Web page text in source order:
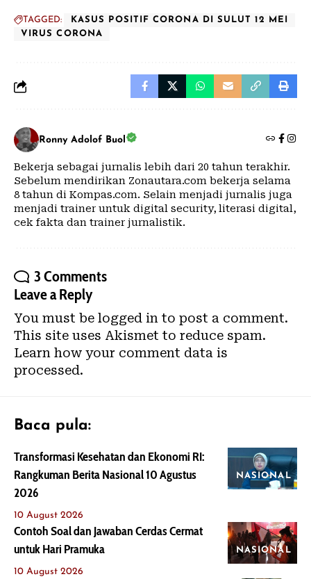
TAGGED:
KASUS POSITIF CORONA DI SULUT 12 MEI
VIRUS CORONA
Ronny Adolof Buol
Bekerja sebagai jurnalis lebih dari 20 tahun terakhir.
Sebelum mendirikan Zonautara.com bekerja selama
8 tahun di Kompas.com. Selain menjadi jurnalis juga
menjadi trainer untuk digital security, literasi digital,
cek fakta dan trainer jurnalistik.
3 Comments
Leave a Reply
You must be logged in to post a comment.
This site uses Akismet to reduce spam.
Learn how your comment data is
processed.
Baca pula:
NASIONAL
Transformasi Kesehatan dan Ekonomi RI:
Rangkuman Berita Nasional 10 Agustus
2026
10 August 2026
NASIONAL
Contoh Soal dan Jawaban Cerdas Cermat
untuk Hari Pramuka
10 August 2026